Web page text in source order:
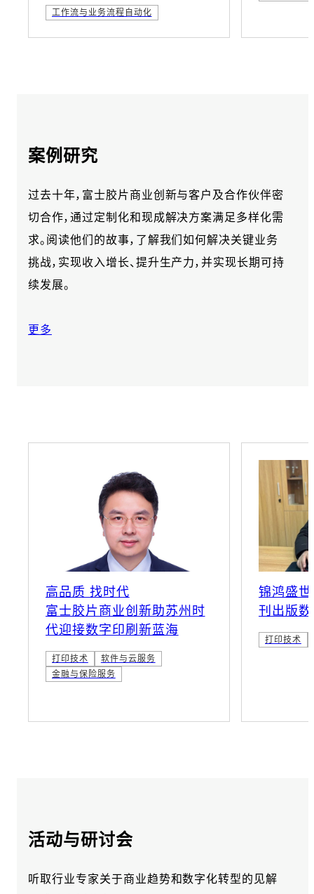
工作流与业务流程自动化
案例研究
过去十年，富士胶片商业创新与客户及合作伙伴密
切合作，通过定制化和现成解决方案满足多样化需
求。阅读他们的故事，了解我们如何解决关键业务
挑战，实现收入增长、提升生产力，并实现长期可持
续发展。
更多
高品质 找时代
富士胶片商业创新助苏州时
代迎接数字印刷新蓝海
打印技术
软件与云服务
金融与保险服务
锦鸿盛世
刊出版
打印技术
活动与研讨会
听取行业专家关于商业趋势和数字化转型的见解